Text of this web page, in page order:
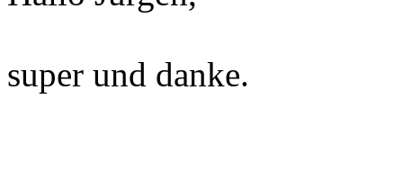
super und danke.